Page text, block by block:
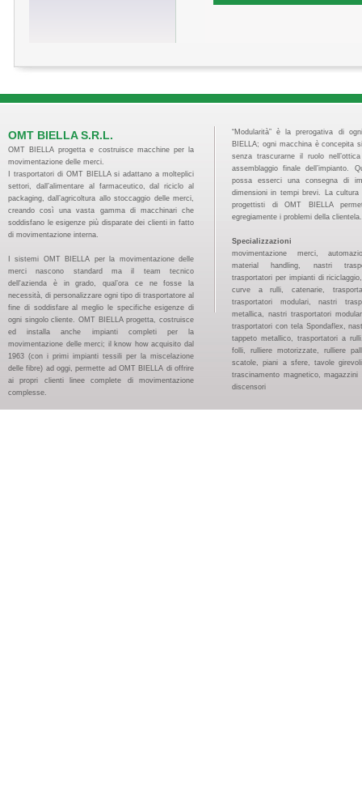
OMT BIELLA S.R.L.
OMT BIELLA progetta e costruisce macchine per la
movimentazione delle merci.
I trasportatori di OMT BIELLA si adattano a molteplici
settori, dall’alimentare al farmaceutico, dal riciclo al
packaging, dall’agricoltura allo stoccaggio delle merci,
creando così una vasta gamma di macchinari che
soddisfano le esigenze più disparate dei clienti in fatto
di movimentazione interna.
I sistemi OMT BIELLA per la movimentazione delle
merci nascono standard ma il team tecnico
dell'azienda è in grado, qual’ora ce ne fosse la
necessità, di personalizzare ogni tipo di trasportatore al
fine di soddisfare al meglio le specifiche esigenze di
ogni singolo cliente. OMT BIELLA progetta, costruisce
ed installa anche impianti completi per la
movimentazione delle merci; il know how acquisito dal
1963 (con i primi impianti tessili per la miscelazione
delle fibre) ad oggi, permette ad OMT BIELLA di offrire
ai propri clienti linee complete di movimentazione
complesse.
“Modularità” è la prerogativa di
BIELLA; ogni macchina è concepita
senza trascurarne il ruolo
assemblaggio finale dell’impianto.
possa esserci una consegna di
dimensioni in tempi brevi. La cultura
progettisti di OMT BIELLA
egregiamente i problemi della clientela.
Specializzazioni
movimentazione merci,
material handling, nastri
trasportatori per impianti di
curve a rulli, catenarie,
trasportatori modulari, nastri
metallica, nastri trasportatori
trasportatori con tela Spondaflex,
tappeto metallico, trasportatori a
folli, rulliere motorizzate, rulliere
scatole, piani a sfere, tavole
trascinamento magnetico, magazzini
discensori